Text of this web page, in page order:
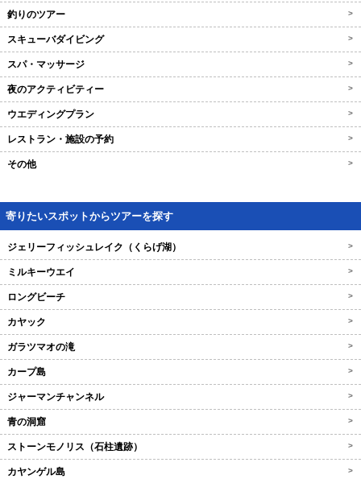
釣りのツアー >
スキューバダイビング >
スパ・マッサージ >
夜のアクティビティー >
ウエディングプラン >
レストラン・施設の予約 >
その他 >
寄りたいスポットからツアーを探す
ジェリーフィッシュレイク（くらげ湖） >
ミルキーウエイ >
ロングビーチ >
カヤック >
ガラツマオの滝 >
カープ島 >
ジャーマンチャンネル >
青の洞窟 >
ストーンモノリス（石柱遺跡） >
カヤンゲル島 >